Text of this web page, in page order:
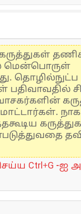
மென்பொருள்
பதிவாவதில்
Ctrl+G -ஐ